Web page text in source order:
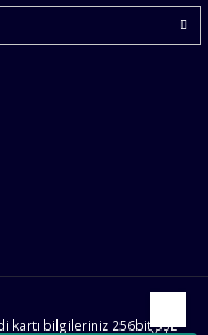
kartı bilgileriniz 256bit SSL